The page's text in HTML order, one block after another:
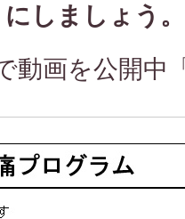
しましょう。
動画を公開中「